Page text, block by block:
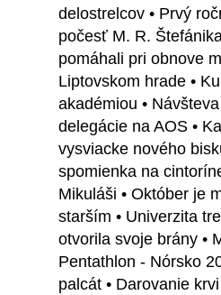
delostrelcov • Prvý
počesť M. R.
pomáhali pri obnove
Liptovskom hrade •
akadémiou •
delegácie na AOS •
vysviacke nového
spomienka na
Mikuláši • Október je
starším • Univerzita
otvorila svoje brány •
Pentathlon - Nórsko
palcát • Darovanie